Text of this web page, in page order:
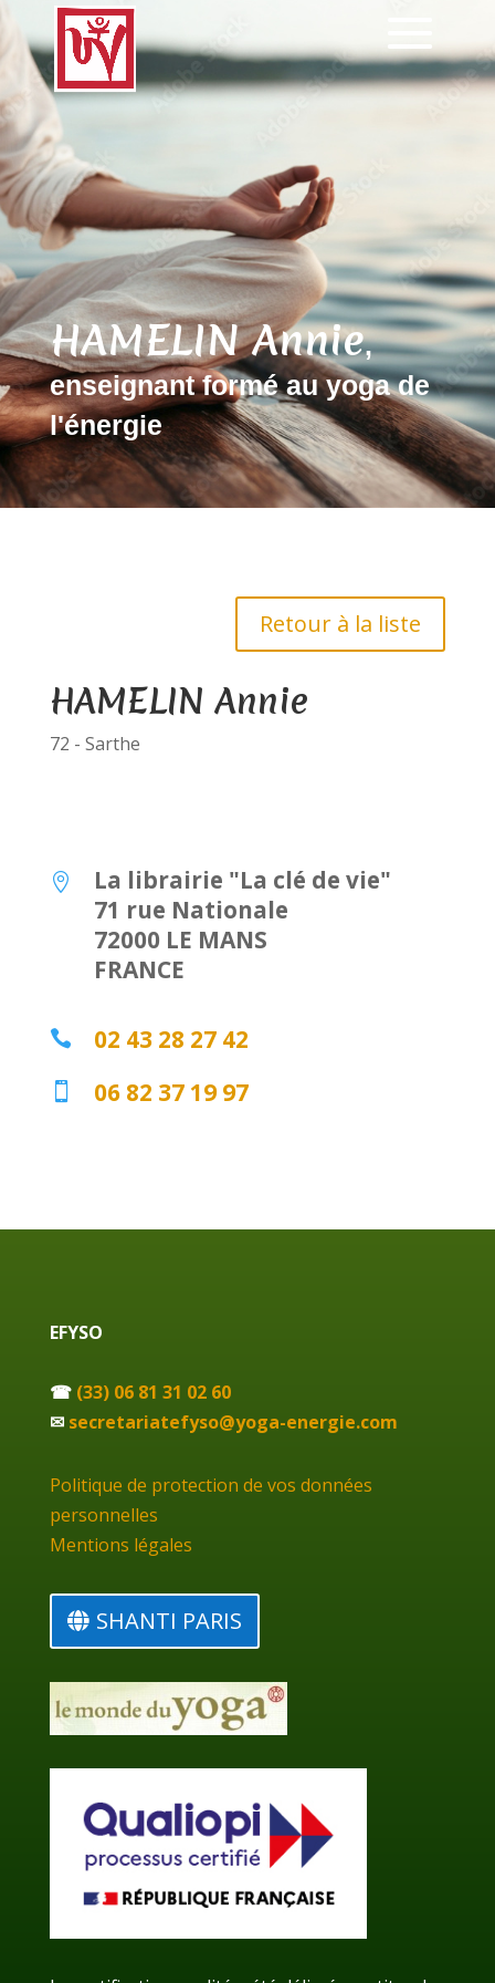
HAMELIN Annie,
enseignant formé au yoga de
l'énergie
Retour à la liste
HAMELIN Annie
72 - Sarthe

La librairie "La clé de vie"
71 rue Nationale
72000 LE MANS
FRANCE
 02 43 28 27 42
 06 82 37 19 97
EFYSO
☎ (33) 06 81 31 02 60
✉ secretariatefyso@yoga-energie.com
Politique de protection de vos données
personnelles
Mentions légales
SHANTI PARIS